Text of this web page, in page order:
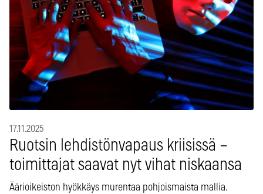
17.11.2025
Ruotsin lehdistönvapaus kriisissä –
toimittajat saavat nyt vihat niskaansa
Äärioikeiston hyökkäys murentaa pohjoismaista mallia.